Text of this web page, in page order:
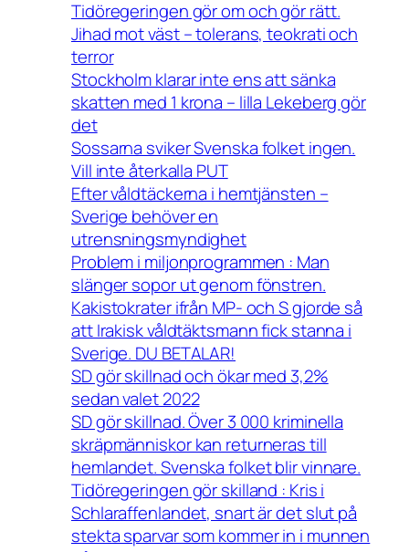
Tidöregeringen gör om och gör rätt.
Jihad mot väst – tolerans, teokrati och
terror
Stockholm klarar inte ens att sänka
skatten med 1 krona – lilla Lekeberg gör
det
Sossarna sviker Svenska folket ingen.
Vill inte återkalla PUT
Efter våldtäckerna i hemtjänsten –
Sverige behöver en
utrensningsmyndighet
Problem i miljonprogrammen : Man
slänger sopor ut genom fönstren.
Kakistokrater ifrån MP- och S gjorde så
att Irakisk våldtäktsmann fick stanna i
Sverige. DU BETALAR!
SD gör skillnad och ökar med 3,2%
sedan valet 2022
SD gör skillnad. Över 3 000 kriminella
skräpmänniskor kan returneras till
hemlandet. Svenska folket blir vinnare.
Tidöregeringen gör skilland : Kris i
Schlaraffenlandet, snart är det slut på
stekta sparvar som kommer in i munnen